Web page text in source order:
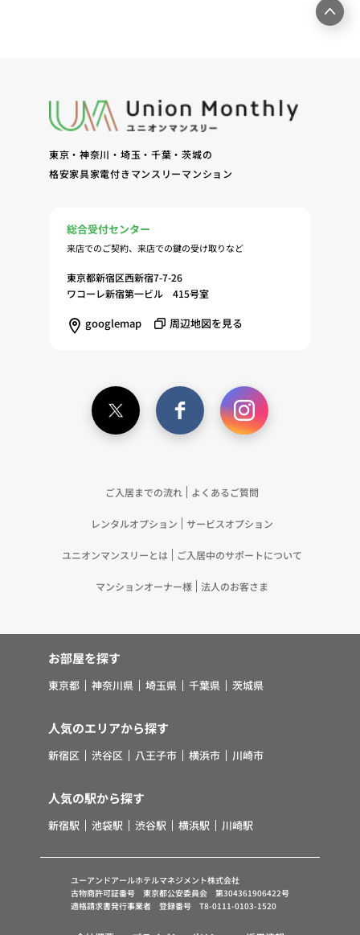
東京・神奈川・埼玉・千葉・茨城の
格安家具家電付きマンスリーマンション
総合受付センター
来店でのご契約、来店での鍵の受け取りなど
東京都新宿区西新宿7-7-26
ワコーレ新宿第一ビル 415号室
googlemap 周辺地図を見る
ご入居までの流れ よくあるご質問
レンタルオプション サービスオプション
ユニオンマンスリーとは ご入居中のサポートについて
マンションオーナー様 法人のお客さま
お部屋を探す
東京都 神奈川県 埼玉県 千葉県 茨城県
人気のエリアから探す
新宿区 渋谷区 八王子市 横浜市 川崎市
人気の駅から探す
新宿駅 池袋駅 渋谷駅 横浜駅 川崎駅
ユーアンドアールホテルマネジメント株式会社
古物商許可証番号 東京都公安委員会 第304361906422号
適格請求書発行事業者 登録番号 T8-0111-0103-1520